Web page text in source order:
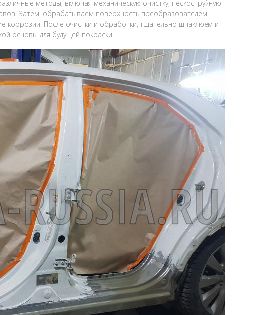
методы, включая механическую очистку, пескоструйную
Затем, обрабатываем поверхность преобразователем
коррозии. После очистки и обработки, тщательно шпаклюем и
основы для будущей покраски.